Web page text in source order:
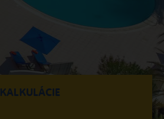
KALKULÁCIE